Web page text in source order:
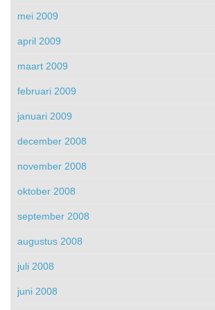
mei 2009
april 2009
maart 2009
februari 2009
januari 2009
december 2008
november 2008
oktober 2008
september 2008
augustus 2008
juli 2008
juni 2008